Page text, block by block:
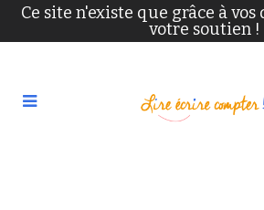
Ce site n'existe que grâce à
votre soutien !